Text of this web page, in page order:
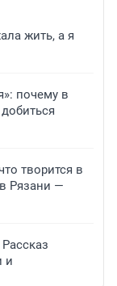
жить, а я
почему в
творится в
Рязани —
и